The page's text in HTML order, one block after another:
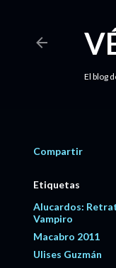
El blog
Compartir
Etiquetas
Alucardos:
Vampiro
Macabro 2011
Ulises Guzmán